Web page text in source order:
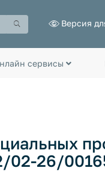
Версия
сервисы
02-26/